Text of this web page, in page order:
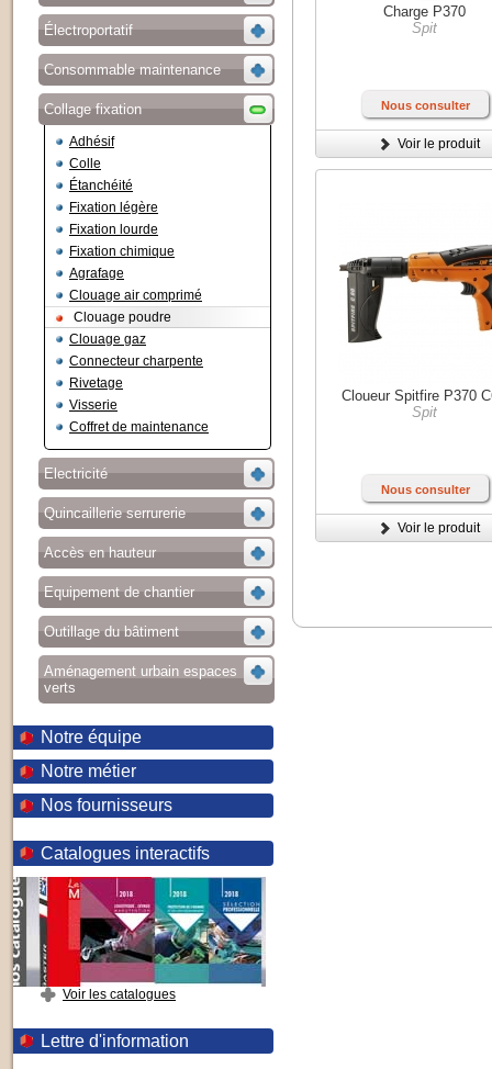
Électroportatif
Consommable maintenance
Collage fixation
Adhésif
Colle
Étanchéité
Fixation légère
Fixation lourde
Fixation chimique
Agrafage
Clouage air comprimé
Clouage poudre
Clouage gaz
Connecteur charpente
Rivetage
Visserie
Coffret de maintenance
Electricité
Quincaillerie serrurerie
Accès en hauteur
Equipement de chantier
Outillage du bâtiment
Aménagement urbain espaces
verts
Notre équipe
Notre métier
Nos fournisseurs
Catalogues interactifs
Voir les catalogues
Lettre d'information
Charge P370
Spit
Nous consulter
Voir le produit
Cloueur Spitfire P370
Spit
Nous consulter
Voir le produit